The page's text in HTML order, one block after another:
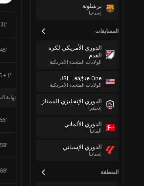
برشلونة
إسبانيا
المسابقات
الدوري الأمريكي لكرة
القدم
الولايات المتحدة الأمريكية
USL League One
الولايات المتحدة الأمريكية
الدوري الإنجليزي الممتاز
إنجلترا
الدوري الألماني
ألمانيا
الدوري الإسباني
إسبانيا
المنطقة
31'
45'
+ 1'
نهاية
55'
59'
68'